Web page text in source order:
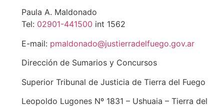
Paula A. Maldonado
Tel: 02901-441500 int 1562
E-mail: pmaldonado@justierradelfuego.gov.ar
Dirección de Sumarios y Concursos
Superior Tribunal de Justicia de Tierra del Fuego
Leopoldo Lugones Nº 1831 – Ushuaia – Tierra del